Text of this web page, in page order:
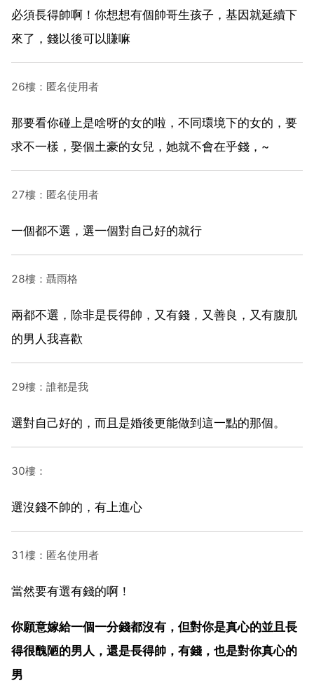
必須長得帥啊！你想想有個帥哥生孩子，基因就延續下
來了，錢以後可以賺嘛
26樓：匿名使用者
那要看你碰上是啥呀的女的啦，不同環境下的女的，要
求不一樣，娶個土豪的女兒，她就不會在乎錢，~
27樓：匿名使用者
一個都不選，選一個對自己好的就行
28樓：聶雨格
兩都不選，除非是長得帥，又有錢，又善良，又有腹肌
的男人我喜歡
29樓：誰都是我
選對自己好的，而且是婚後更能做到這一點的那個。
30樓：
選沒錢不帥的，有上進心
31樓：匿名使用者
當然要有選有錢的啊！
你願意嫁給一個一分錢都沒有，但對你是真心的並且長
得很醜陋的男人，還是長得帥，有錢，也是對你真心的
男